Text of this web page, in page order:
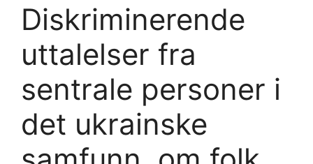
Diskriminerende
uttalelser fra
sentrale personer i
det ukrainske